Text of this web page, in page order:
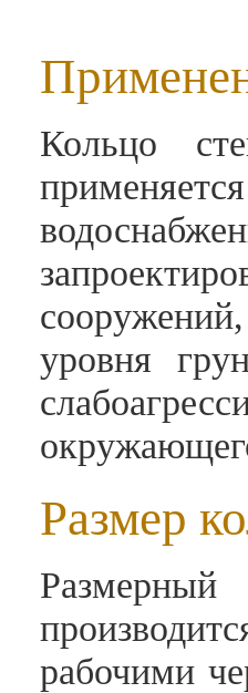
Кольцо
уровня
Размер
рабочими